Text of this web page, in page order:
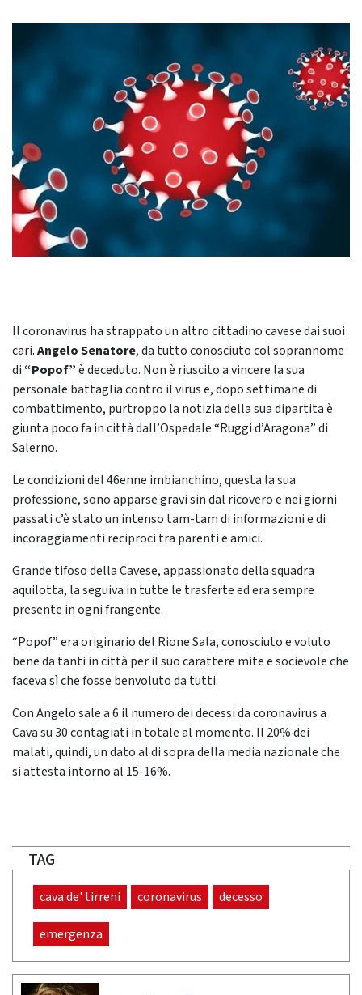
Il coronavirus ha strappato un altro cittadino cavese dai suoi
cari.Angelo Senatore, da tutto conosciuto col soprannome
di“Popof”è deceduto. Non è riuscito a vincere la sua
personale battaglia contro il virus e, dopo settimane di
combattimento, purtroppo la notizia della sua dipartita è
giunta poco fa in città dall’Ospedale “Ruggi d’Aragona” di
Salerno.
Le condizioni del 46enne imbianchino, questa la sua
professione, sono apparse gravi sin dal ricovero e nei giorni
passati c’è stato un intenso tam-tam di informazioni e di
incoraggiamenti reciproci tra parenti e amici.
Grande tifoso della Cavese, appassionato della squadra
aquilotta, la seguiva in tutte le trasferte ed era sempre
presente in ogni frangente.
“Popof” era originario del Rione Sala, conosciuto e voluto
bene da tanti in città per il suo carattere mite e socievole che
faceva sì che fosse benvoluto da tutti.
Con Angelo sale a 6 il numero dei decessi da coronavirus a
Cava su 30 contagiati in totale al momento. Il 20% dei
malati, quindi, un dato al di sopra della media nazionale che
si attesta intorno al 15-16%.
TAG
cava de' tirreni coronavirus decesso
emergenza